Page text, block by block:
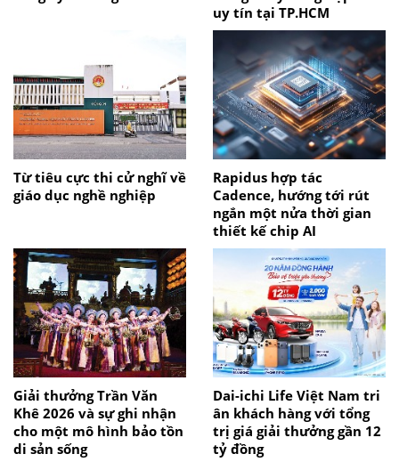
uy tín tại TP.HCM
Từ tiêu cực thi cử nghĩ về
giáo dục nghề nghiệp
Rapidus hợp tác
Cadence, hướng tới rút
ngắn một nửa thời gian
thiết kế chip AI
Giải thưởng Trần Văn
Khê 2026 và sự ghi nhận
cho một mô hình bảo tồn
di sản sống
Dai-ichi Life Việt Nam tri
ân khách hàng với tổng
trị giá giải thưởng gần 12
tỷ đồng